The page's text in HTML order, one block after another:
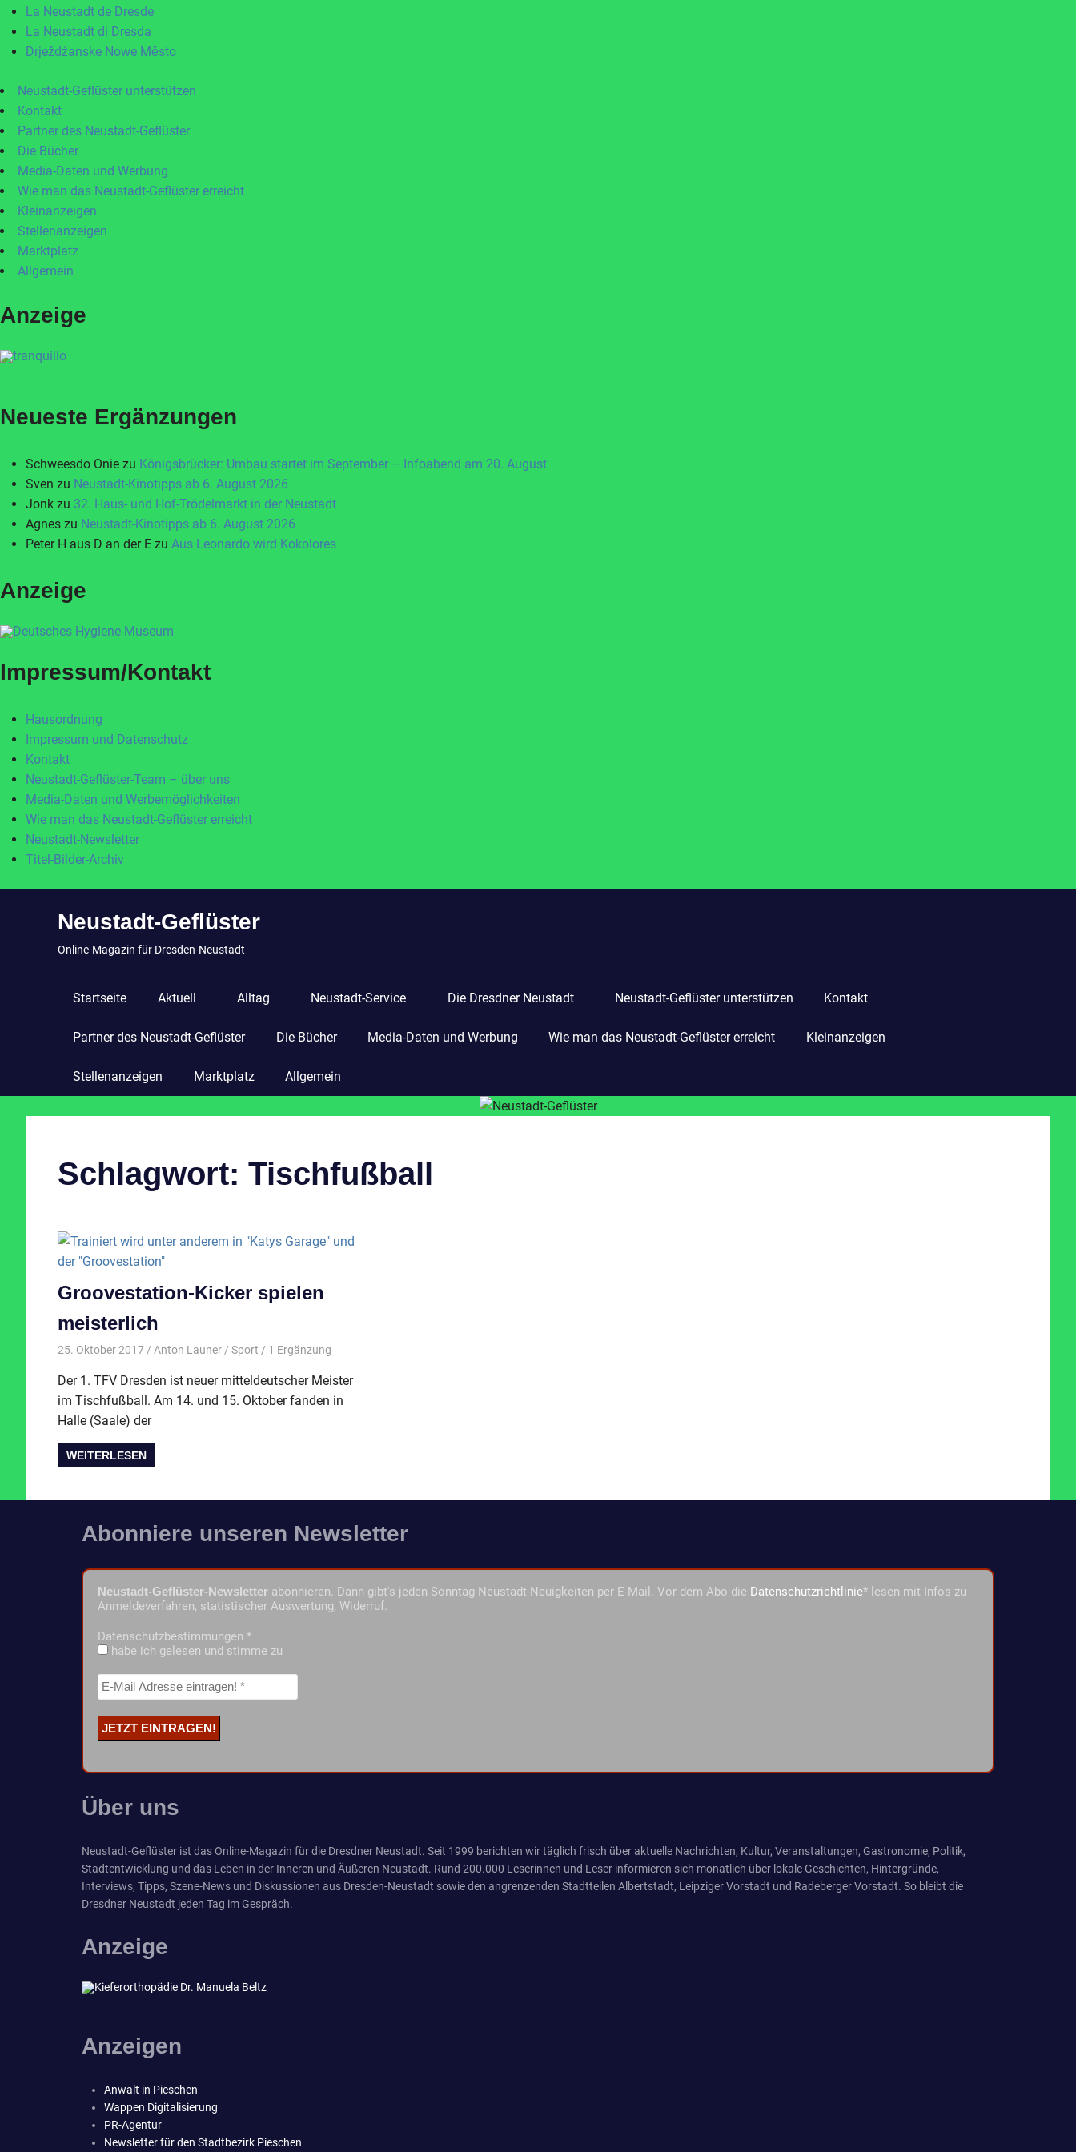
La Neustadt de Dresde
La Neustadt di Dresda
Drježdźanske Nowe Město
Neustadt-Geflüster unterstützen
Kontakt
Partner des Neustadt-Geflüster
Die Bücher
Media-Daten und Werbung
Wie man das Neustadt-Geflüster erreicht
Kleinanzeigen
Stellenanzeigen
Marktplatz
Allgemein
Anzeige
Neueste Ergänzungen
Schweesdo Onie zu Königsbrücker: Umbau startet im September – Infoabend am 20. August
Sven zu Neustadt-Kinotipps ab 6. August 2026
Jonk zu 32. Haus- und Hof-Trödelmarkt in der Neustadt
Agnes zu Neustadt-Kinotipps ab 6. August 2026
Peter H aus D an der E zu Aus Leonardo wird Kokolores
Anzeige
Impressum/Kontakt
Hausordnung
Impressum und Datenschutz
Kontakt
Neustadt-Geflüster-Team – über uns
Media-Daten und Werbemöglichkeiten
Wie man das Neustadt-Geflüster erreicht
Neustadt-Newsletter
Titel-Bilder-Archiv
Neustadt-Geflüster
Online-Magazin für Dresden-Neustadt
Startseite Aktuell Alltag Neustadt-Service Die Dresdner Neustadt Neustadt-Geflüster unterstützen Kontakt
Partner des Neustadt-Geflüster Die Bücher Media-Daten und Werbung Wie man das Neustadt-Geflüster erreicht Kleinanzeigen
Stellenanzeigen Marktplatz Allgemein
Schlagwort: Tischfußball
Groovestation-Kicker spielen
meisterlich
25. Oktober 2017 Anton Launer Sport / 1 Ergänzung
Der 1. TFV Dresden ist neuer mitteldeutscher Meister
im Tischfußball. Am 14. und 15. Oktober fanden in
Halle (Saale) der
WEITERLESEN
Abonniere unseren Newsletter
Neustadt-Geflüster-Newsletter abonnieren. Dann gibt's jeden Sonntag Neustadt-Neuigkeiten per E-Mail. Vor dem Abo die Datenschutzrichtlinie* lesen mit Infos zu
Anmeldeverfahren, statistischer Auswertung, Widerruf.
Datenschutzbestimmungen *
habe ich gelesen und stimme zu
Über uns
Neustadt-Geflüster ist das Online-Magazin für die Dresdner Neustadt. Seit 1999 berichten wir täglich frisch über aktuelle Nachrichten, Kultur, Veranstaltungen, Gastronomie, Politik,
Stadtentwicklung und das Leben in der Inneren und Äußeren Neustadt. Rund 200.000 Leserinnen und Leser informieren sich monatlich über lokale Geschichten, Hintergründe,
Interviews, Tipps, Szene-News und Diskussionen aus Dresden-Neustadt sowie den angrenzenden Stadtteilen Albertstadt, Leipziger Vorstadt und Radeberger Vorstadt. So bleibt die
Dresdner Neustadt jeden Tag im Gespräch.
Anzeige
Anzeigen
Anwalt in Pieschen
Wappen Digitalisierung
PR-Agentur
Newsletter für den Stadtbezirk Pieschen